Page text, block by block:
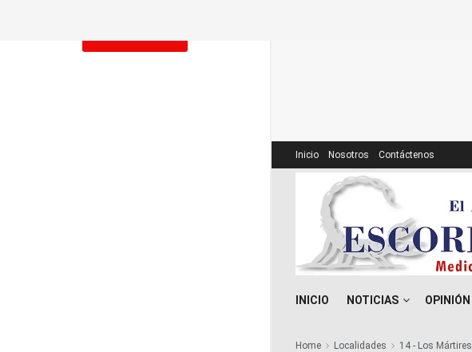
Inicio Nosotros Contáctenos
INICIO NOTICIAS OPINIÓN
Home Localidades 14 - Los Mártires